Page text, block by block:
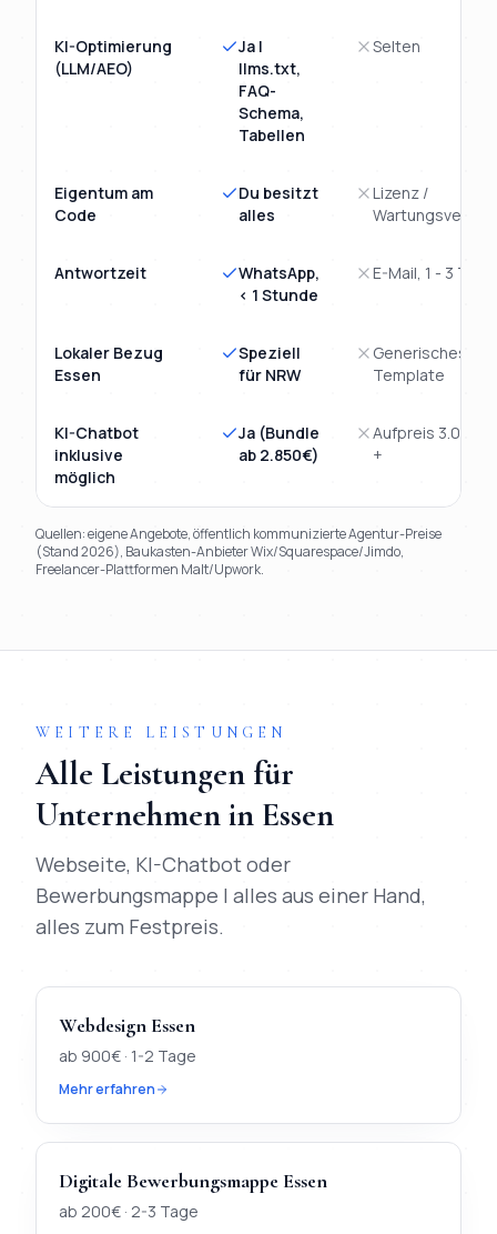
KI-Optimierung
(LLM/AEO)
Ja |
llms.txt,
FAQ-
Schema,
Tabellen
Selten
Eigentum am
Code
Du besitzt
alles
Lizenz /
Wartungsvertrag
Antwortzeit
WhatsApp,
< 1 Stunde
E-Mail, 1 - 3 Tage
Lokaler Bezug
Essen
Speziell
für NRW
Generisches
Template
KI-Chatbot
inklusive
möglich
Ja (Bundle
ab 2.850€)
Aufpreis 3.000€
+
Quellen: eigene Angebote, öffentlich kommunizierte Agentur-Preise
(Stand 2026), Baukasten-Anbieter Wix/Squarespace/Jimdo,
Freelancer-Plattformen Malt/Upwork.
WEITERE LEISTUNGEN
Alle Leistungen für
Unternehmen in Essen
Webseite, KI-Chatbot oder
Bewerbungsmappe | alles aus einer Hand,
alles zum Festpreis.
Webdesign Essen
ab 900€ · 1-2 Tage
Mehr erfahren
Digitale Bewerbungsmappe Essen
ab 200€ · 2-3 Tage